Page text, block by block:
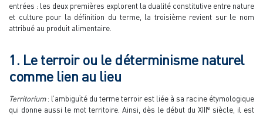
entrées : les deux premières explorent la dualité constitutive entre nature
et culture pour la définition du terme, la troisième revient sur le nom
attribué au produit alimentaire.
1. Le terroir ou le déterminisme naturel
comme lien au lieu
Territorium: l’ambiguïté du terme terroir est liée à sa racine étymologique
qui donne aussi le mot territoire. Ainsi, dès le début du XIIIe siècle, il est